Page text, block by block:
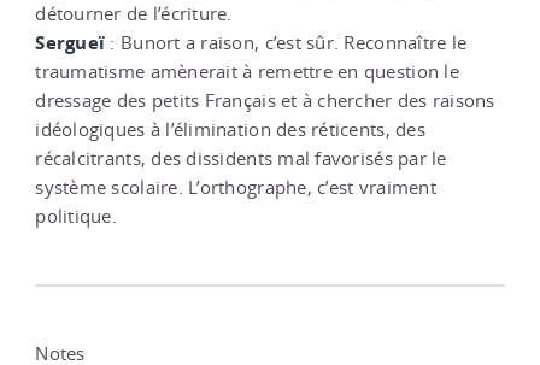
détourner de l’écriture.
Sergueï : Bunort a raison, c’est sûr. Reconnaître le
traumatisme amènerait à remettre en question le
dressage des petits Français et à chercher des raisons
idéologiques à l’élimination des réticents, des
récalcitrants, des dissidents mal favorisés par le
système scolaire. L’orthographe, c’est vraiment
politique.
Notes